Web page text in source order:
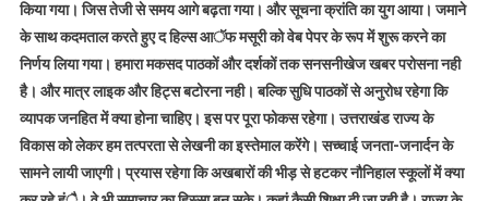
किया गया। जिस तेजी से समय आगे बढ़ता गया। और सूचना क्रांति का युग आया। जमाने
के साथ कदमताल करते हुए द हिल्स आॅफ मसूरी को वेब पेपर के रूप में शुरू करने का
निर्णय लिया गया। हमारा मकसद पाठकों और दर्शकों तक सनसनीखेज खबर परोसना नही
है। और मात्र लाइक और हिट्स बटोरना नही। बल्कि सुधि पाठकों से अनुरोध रहेगा कि
व्यापक जनहित में क्या होना चाहिए। इस पर पूरा फोकस रहेगा। उत्तराखंड राज्य के
विकास को लेकर हम तत्परता से लेखनी का इस्तेमाल करेंगे। सच्चाई जनता-जनार्दन के
सामने लायी जाएगी। प्रयास रहेगा कि अखबारों की भीड़ से हटकर नौनिहाल स्कूलों में क्या